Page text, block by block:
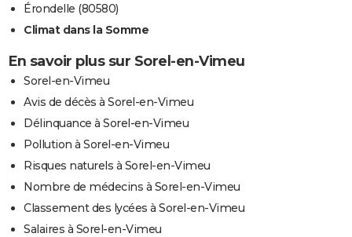
Érondelle (80580)
Climat dans la Somme
En savoir plus sur Sorel-en-Vimeu
Sorel-en-Vimeu
Avis de décès à Sorel-en-Vimeu
Délinquance à Sorel-en-Vimeu
Pollution à Sorel-en-Vimeu
Risques naturels à Sorel-en-Vimeu
Nombre de médecins à Sorel-en-Vimeu
Classement des lycées à Sorel-en-Vimeu
Salaires à Sorel-en-Vimeu